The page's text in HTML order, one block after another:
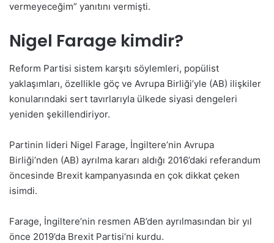
vermeyeceğim” yanıtını vermişti.
Nigel Farage kimdir?
Reform Partisi sistem karşıtı söylemleri, popülist
yaklaşımları, özellikle göç ve Avrupa Birliği’yle (AB) ilişkiler
konularındaki sert tavırlarıyla ülkede siyasi dengeleri
yeniden şekillendiriyor.
Partinin lideri Nigel Farage, İngiltere’nin Avrupa
Birliği’nden (AB) ayrılma kararı aldığı 2016’daki referandum
öncesinde Brexit kampanyasında en çok dikkat çeken
isimdi.
Farage, İngiltere’nin resmen AB’den ayrılmasından bir yıl
önce 2019’da Brexit Partisi’ni kurdu.